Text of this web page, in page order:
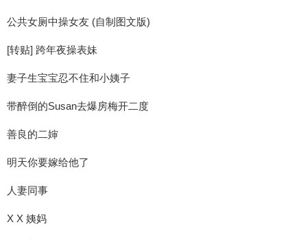
公共女厕中操女友 (自制图文版)
[转贴] 跨年夜操表妹
妻子生宝宝忍不住和小姨子
带醉倒的Susan去爆房梅开二度
善良的二婶
明天你要嫁给他了
人妻同事
X X 姨妈